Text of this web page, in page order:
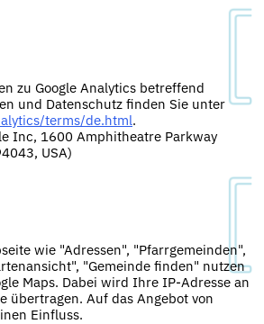
zu Google Analytics betreffend
und Datenschutz finden Sie unter
terms/de.html.
Inc, 1600 Amphitheatre Parkway
USA)
wie "Adressen", "Pfarrgemeinden",
"Gemeinde finden" nutzen
Maps. Dabei wird Ihre IP-Adresse an
übertragen. Auf das Angebot von
Einfluss.